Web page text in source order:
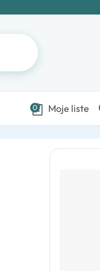
0 Moje liste